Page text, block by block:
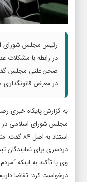
رئیس مجلس شورای
در رابطه با مشکلات
صحن علنی مجلس
در معرض قانونگذاری
به گزارش پایگاه خبری
مجلس شورای اسلامی
استناد
دردسری برای نمایندگان
وی با تأکید به اینکه
درخواست کرد: تقاضا